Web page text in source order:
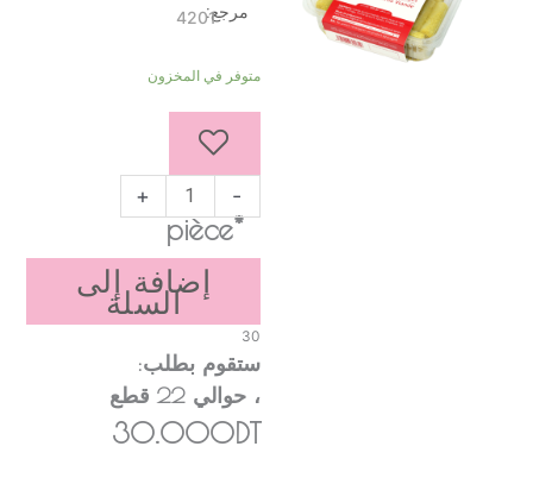
مرجع:4201
متوفر في المخزون
إضافة إلى
السلة
ستقوم بطلب:
، حوالي22 قطع
30.000DT